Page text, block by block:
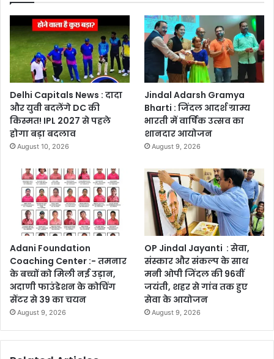
Delhi Capitals News : दादा
और युवी बदलेंगे DC की
किस्मत! IPL 2027 से पहले
होगा बड़ा बदलाव
August 10, 2026
Jindal Adarsh Gramya
Bharti : जिंदल आदर्श ग्राम्य
भारती में वार्षिक उत्सव का
शानदार आयोजन
August 9, 2026
Adani Foundation
Coaching Center :- तमनार
के बच्चों को मिली नई उड़ान,
अदाणी फाउंडेशन के कोचिंग
सेंटर से 39 का चयन
August 9, 2026
OP Jindal Jayanti : सेवा,
संस्कार और संकल्प के साथ
मनी ओपी जिंदल की 96वीं
जयंती, शहर से गांव तक हुए
सेवा के आयोजन
August 9, 2026